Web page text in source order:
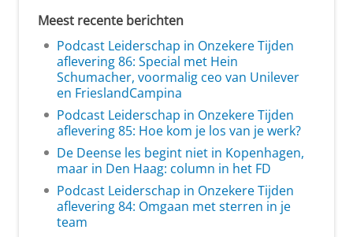
Meest recente berichten
Podcast Leiderschap in Onzekere Tijden
aflevering 86: Special met Hein
Schumacher, voormalig ceo van Unilever
en FrieslandCampina
Podcast Leiderschap in Onzekere Tijden
aflevering 85: Hoe kom je los van je werk?
De Deense les begint niet in Kopenhagen,
maar in Den Haag: column in het FD
Podcast Leiderschap in Onzekere Tijden
aflevering 84: Omgaan met sterren in je
team